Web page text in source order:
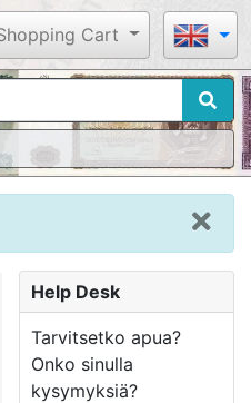
Cart
Help Desk
Tarvitsetko apua?
Onko sinulla
kysymyksiä?